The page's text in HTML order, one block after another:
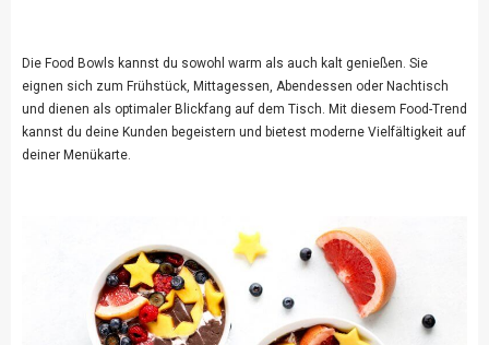
Die Food Bowls kannst du sowohl warm als auch kalt genießen. Sie
eignen sich zum Frühstück, Mittagessen, Abendessen oder Nachtisch
und dienen als optimaler Blickfang auf dem Tisch. Mit diesem Food-Trend
kannst du deine Kunden begeistern und bietest moderne Vielfältigkeit auf
deiner Menükarte.